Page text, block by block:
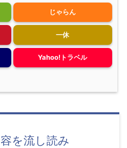
じゃらん
一休
Yahoo!トラベル
を流し読み